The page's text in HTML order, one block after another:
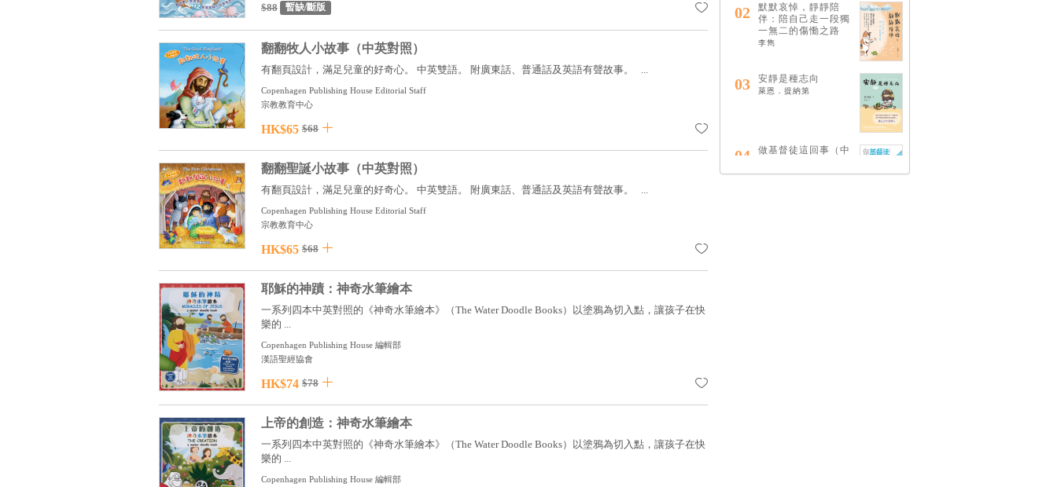
$88 暫缺/斷版
翻翻牧人小故事（中英對照）
有翻頁設計，滿足兒童的好奇心。 中英雙語。 附廣東話、普通話及英語有聲故事。 ...
Copenhagen Publishing House Editorial Staff
宗教教育中心
HK$65 $68
翻翻聖誕小故事（中英對照）
有翻頁設計，滿足兒童的好奇心。 中英雙語。 附廣東話、普通話及英語有聲故事。 ...
Copenhagen Publishing House Editorial Staff
宗教教育中心
HK$65 $68
耶穌的神蹟：神奇水筆繪本
一系列四本中英對照的《神奇水筆繪本》（The Water Doodle Books）以塗鴉為切入點，讓孩子在快
樂的 ...
Copenhagen Publishing House 編輯部
漢語聖經協會
HK$74 $78
上帝的創造：神奇水筆繪本
一系列四本中英對照的《神奇水筆繪本》（The Water Doodle Books）以塗鴉為切入點，讓孩子在快
樂的 ...
Copenhagen Publishing House 編輯部
02
默默哀悼，靜靜陪
伴：陪自己走一段獨
一無二的傷慟之路
李雋
03 安靜是種志向
萊恩．提納第
04
做基督徒這回事（中
蔡頌輝